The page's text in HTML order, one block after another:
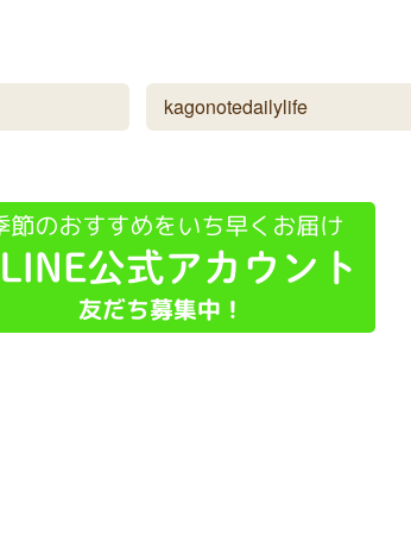
kagonotedailylife